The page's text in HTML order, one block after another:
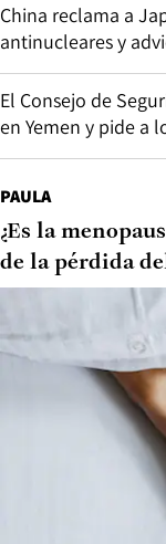
China reclama a
antinucleares y
El Consejo de
en Yemen y pide a
PAULA
¿Es la
de la pérdida